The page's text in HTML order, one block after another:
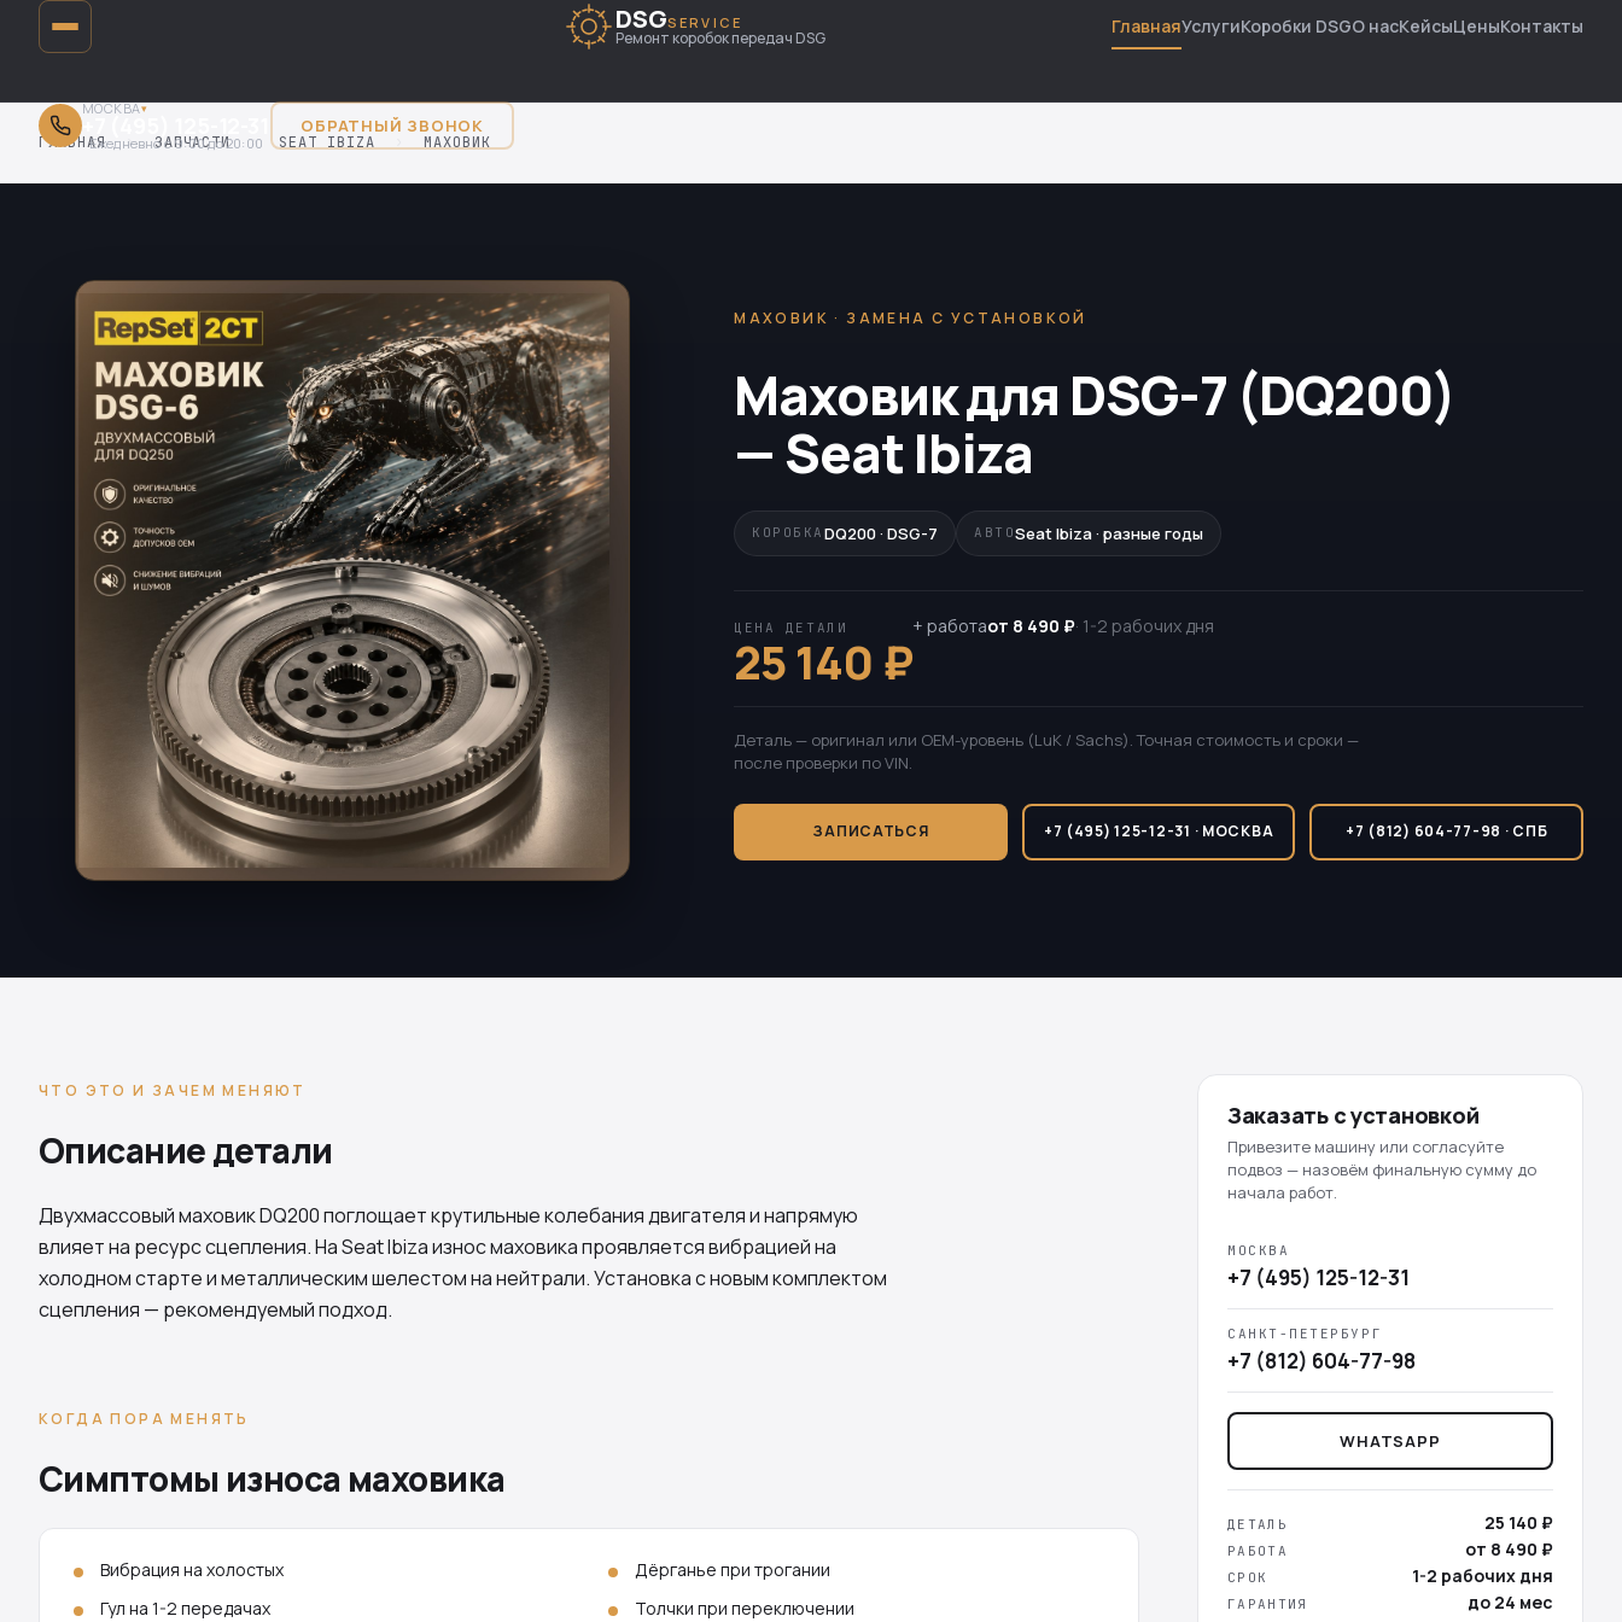
DSGSERVICE
Ремонт коробок передач DSG
ГлавнаяУслугиКоробки DSGО насКейсыЦеныКонтакты
МОСКВА▾
Ежедневно с 9:00 до 20:00
ОБРАТНЫЙ ЗВОНОК
ГЛАВНАЯ › ЗАПЧАСТИ › SEAT IBIZA МАХОВИК
МАХОВИК · ЗАМЕНА С УСТАНОВКОЙ
Маховик для DSG-7 (DQ200)
— Seat Ibiza
КОРОБКА DQ200 · DSG-7 АВТОSeat Ibiza · разные годы
ЦЕНА ДЕТАЛИ
25 140 ₽
+ работаот 8 490 ₽· 1-2 рабочих дня
Деталь — оригинал или OEM-уровень (LuK / Sachs). Точная стоимость и сроки —
после проверки по VIN.
ЗАПИСАТЬСЯ +7 (495) 125-12-31 · МОСКВА +7 (812) 604-77-98 · СПБ
ЧТО ЭТО И ЗАЧЕМ МЕНЯЮТ
Описание детали
Двухмассовый маховикDQ200поглощает крутильные колебания двигателя и напрямую
влияет на ресурс сцепления. На Seat Ibiza износ маховика проявляется вибрацией на
холодном старте и металлическим шелестом на нейтрали. Установка с новым комплектом
сцепления — рекомендуемый подход.
КОГДА ПОРА МЕНЯТЬ
Симптомы износа маховика
Вибрация на холостых
Дёрганье при трогании
Гул на 1-2 передачах
Толчки при переключении
Заказать с установкой
Привезите машину или согласуйте
подвоз — назовём финальную сумму до
начала работ.
МОСКВА
+7 (495) 125-12-31
САНКТ-ПЕТЕРБУРГ
+7 (812) 604-77-98
WHATSAPP
ДЕТАЛЬ 25 140 ₽
РАБОТА от 8 490 ₽
СРОК 1-2 рабочих дня
ГАРАНТИЯ до 24 мес